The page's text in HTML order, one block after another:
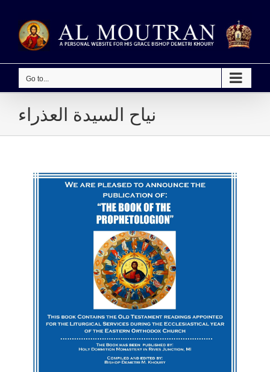
content
Go to...
نياح السيدة العذراء